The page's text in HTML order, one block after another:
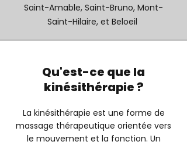
Saint-Amable, Saint-Bruno, Mont-
Saint-Hilaire, et Beloeil
Qu'est-ce que la
kinésithérapie ?
La kinésithérapie est une forme de
massage thérapeutique orientée vers
le mouvement et la fonction. Un